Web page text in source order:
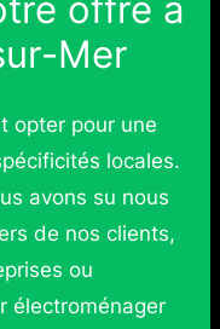
Mer
opter pour une
locales.
avons su nous
de nos clients,
ou
électroménager